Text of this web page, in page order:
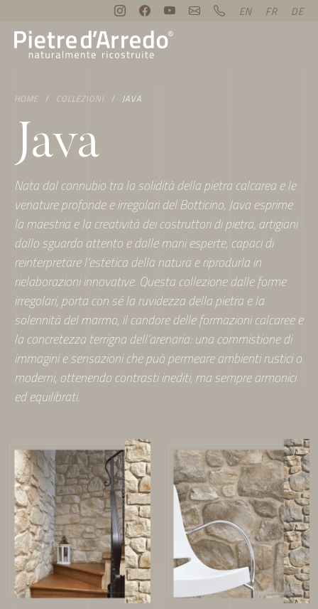
EN FR DE
HOME COLLEZIONI JAVA
Java
Nata dal connubio tra la solidità della pietra calcarea e le
venature profonde e irregolari del Botticino, Java esprime
la maestria e la creatività dei costruttori di pietra, artigiani
dallo sguardo attento e dalle mani esperte, capaci di
reinterpretare l’estetica della natura e riprodurla in
rielaborazioni innovative. Questa collezione dalle forme
irregolari, porta con sé la ruvidezza della pietra e la
solennità del marmo, il candore delle formazioni calcaree e
la concretezza terrigna dell’arenaria: una commistione di
immagini e sensazioni che può permeare ambienti rustici o
moderni, ottenendo contrasti inediti, ma sempre armonici
ed equilibrati.